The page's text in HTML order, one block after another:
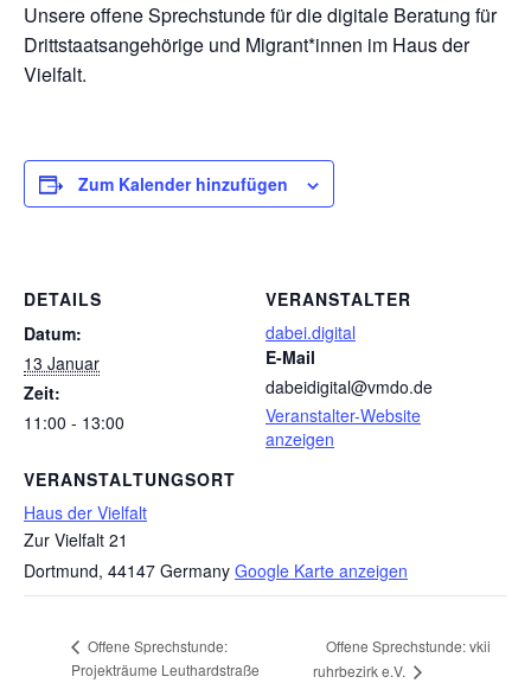
Unsere offene Sprechstunde für die digitale Beratung für
Drittstaatsangehörige und Migrant*innen im Haus der
Vielfalt.
Zum Kalender hinzufügen
DETAILS
Datum:
13 Januar
Zeit:
11:00 - 13:00
VERANSTALTUNGSORT
Haus der Vielfalt
Zur Vielfalt 21
Dortmund, 44147 Germany Google Karte anzeigen
VERANSTALTER
dabei.digital
E-Mail
dabeidigital@vmdo.de
Veranstalter-Website
anzeigen
Offene Sprechstunde:
Projekträume Leuthardstraße
Offene Sprechstunde: vkii
ruhrbezirk e.V.